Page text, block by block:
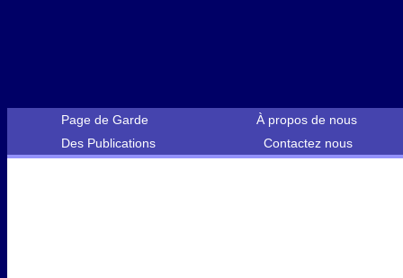
Page de Garde
À propos de nous
Des Publications
Contactez nous